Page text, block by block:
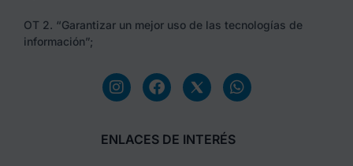
OT 2. “Garantizar un mejor uso de las tecnologías de
información”;
ENLACES DE INTERÉS